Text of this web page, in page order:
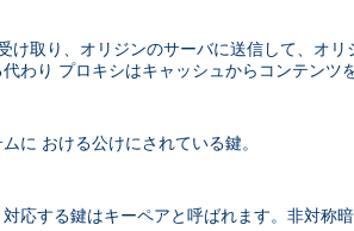
取り、オリジンのサーバに送信して、オ
り プロキシはキャッシュからコンテンツ
に おける公けにされている鍵。
応する鍵はキーペアと呼ばれます。非対称暗